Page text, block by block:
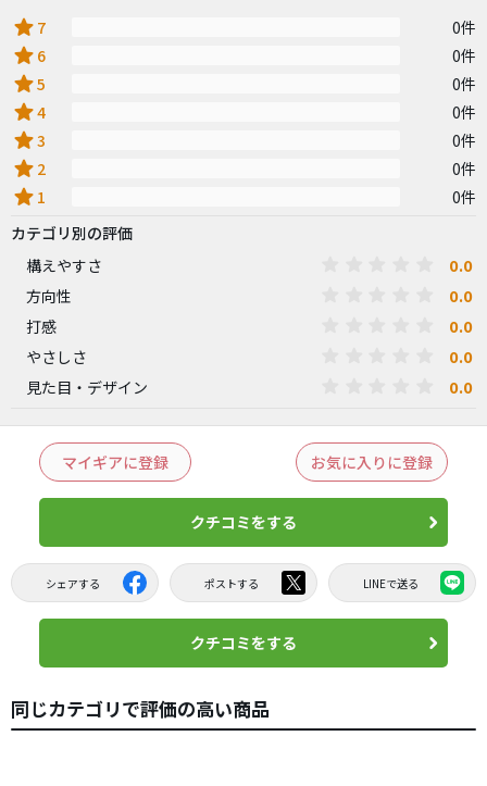
star 7 0件
star 6 0件
star5 0件
star4 0件
star3 0件
star 2 0件
star 1
0件
カテゴリ別の評価
構えやすさ
0.0
方向性 0.0
打感 0.0
やさしさ 0.0
見た目・デザイン 0.0
マイギアに登録 お気に入りに登録
クチコミをする
シェアする ポストする LINEで送る
クチコミをする
同じカテゴリで評価の高い商品